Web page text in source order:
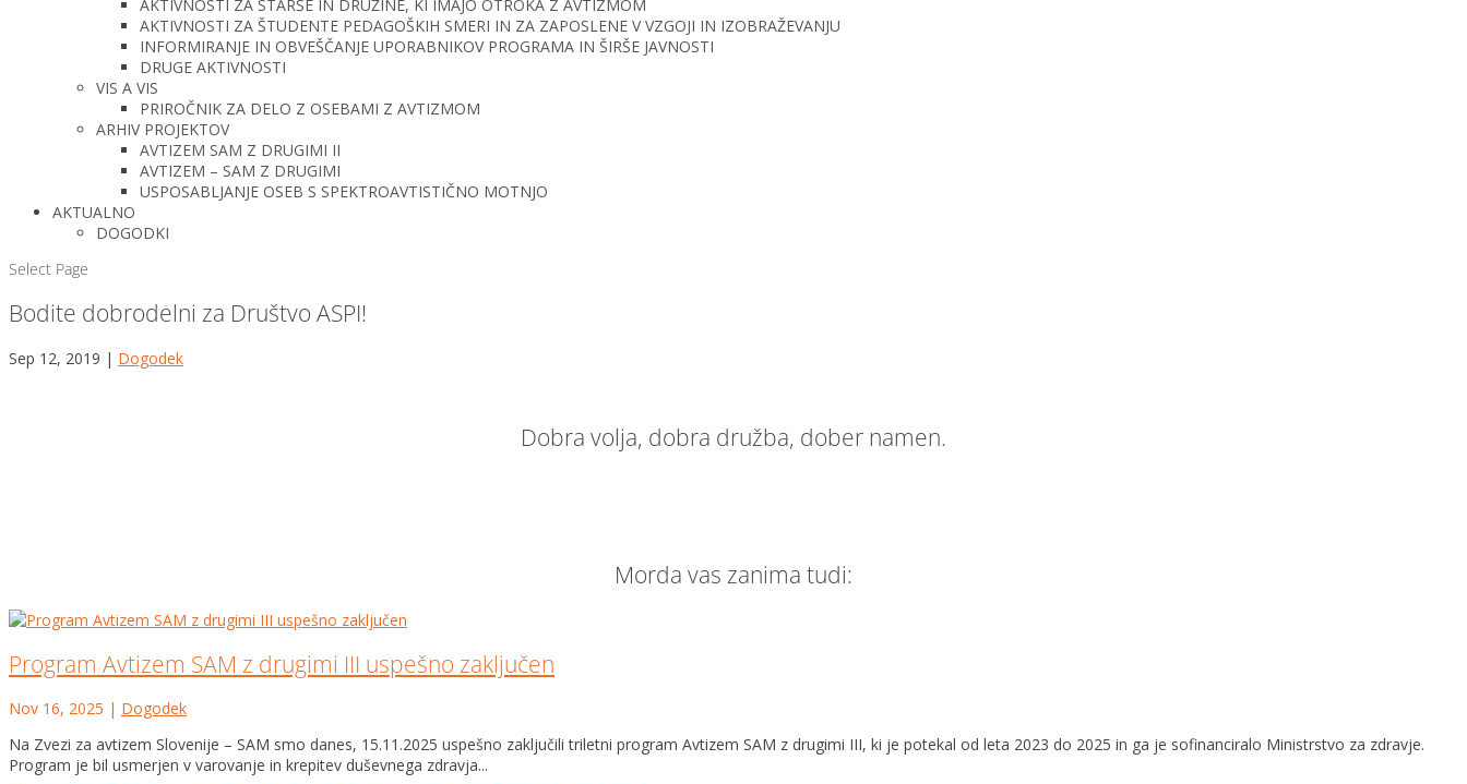
AKTIVNOSTI ZA STARŠE IN DRUŽINE, KI IMAJO OTROKA Z AVTIZMOM
AKTIVNOSTI ZA ŠTUDENTE PEDAGOŠKIH SMERI IN ZA ZAPOSLENE V VZGOJI IN IZOBRAŽEVANJU
INFORMIRANJE IN OBVEŠČANJE UPORABNIKOV PROGRAMA IN ŠIRŠE JAVNOSTI
DRUGE AKTIVNOSTI
VIS A VIS
PRIROČNIK ZA DELO Z OSEBAMI Z AVTIZMOM
ARHIV PROJEKTOV
AVTIZEM SAM Z DRUGIMI II
AVTIZEM – SAM Z DRUGIMI
USPOSABLJANJE OSEB S SPEKTROAVTISTIČNO MOTNJO
AKTUALNO
DOGODKI
Select Page
Bodite dobrodelni za Društvo ASPI!
Sep 12, 2019 | Dogodek
Dobra volja, dobra družba, dober namen.
Morda vas zanima tudi:
Program Avtizem SAM z drugimi III uspešno zaključen
Nov 16, 2025 | Dogodek
Na Zvezi za avtizem Slovenije – SAM smo danes, 15.11.2025 uspešno zaključili triletni program Avtizem SAM z drugimi III, ki je potekal od leta 2023 do 2025 in ga je sofinanciralo Ministrstvo za zdravje.
Program je bil usmerjen v varovanje in krepitev duševnega zdravja...